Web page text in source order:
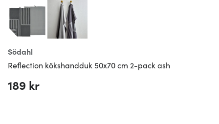
Södahl
Reflection kökshandduk 50x70 cm 2-pack ash
189 kr